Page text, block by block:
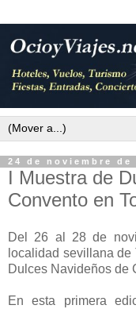
24 de noviembre de
I Muestra de
Convento en
Del 26 al 28 de
localidad sevillana
Dulces Navideños de
En esta primera